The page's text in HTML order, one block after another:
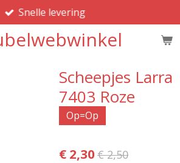
Snelle levering
Scheepjes Larra
7403 Roze
Op=Op
€ 2,30 € 2,50